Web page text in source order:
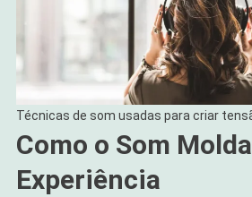
Técnicas de som usadas para criar
Como o Som
Experiência